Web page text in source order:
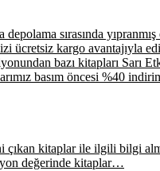
depolama sırasında
ücretsiz kargo avantajıyla
bazı kitapları Sarı
basım öncesi %40
çıkan kitaplar ile ilgili bilgi
değerinde kitaplar…